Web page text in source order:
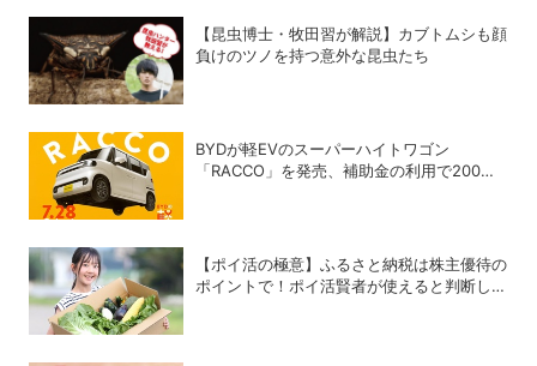
【昆虫博士・牧田習が解説】カブトムシも顔
負けのツノを持つ意外な昆虫たち
BYDが軽EVのスーパーハイトワゴン
「RACCO」を発売、補助金の利用で200万
【ポイ活の極意】ふるさと納税は株主優待の
ポイントで！ポイ活賢者が使えると判断した